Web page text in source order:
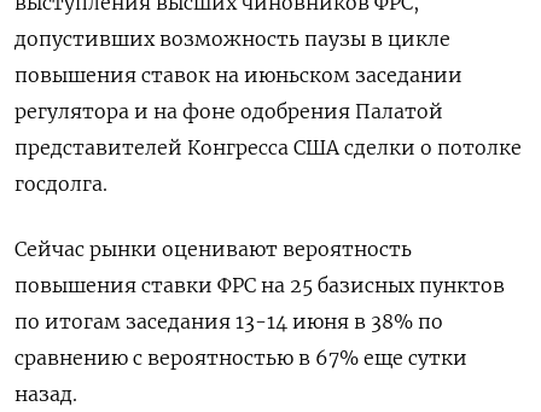
допустивших возможность паузы в цикле
повышения ставок на июньском заседании
регулятора и на фоне одобрения Палатой
представителей Конгресса США сделки о потолке
госдолга.
Сейчас рынки оценивают вероятность
повышения ставки ФРС на 25 базисных пунктов
по итогам заседания 13-14 июня в 38% по
сравнению с вероятностью в 67% еще сутки
назад.